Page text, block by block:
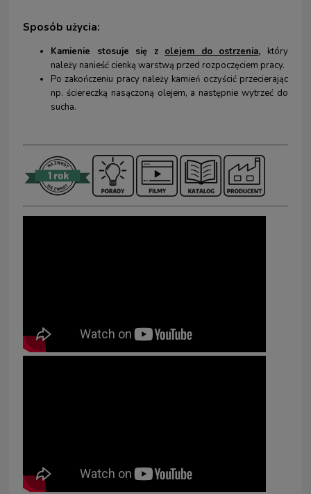
Sposób użycia:
Kamienie stosuje się z olejem do ostrzenia, który
należy nanieść cienką warstwą przed rozpoczęciem pracy.
Po zakończeniu pracy należy kamień oczyścić przecierając
np. ściereczką nasączoną olejem, a następnie wytrzeć do
sucha.